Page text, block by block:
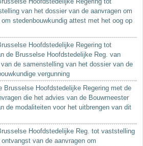
van het dossier van de aanvragen om
stedenbouwkundig attest met het oog op
Hoofdstedelijke Regering tot
de Brusselse Hoofdstedelijke Reg. van
de samenstelling van het dossier van de
vergunning
Brusselse Hoofdstedelijke Regering met de
die het advies van de Bouwmeester
de modaliteiten voor het uitbrengen van dit
Hoofdstedelijke Reg. tot vaststelling
van de aanvragen om